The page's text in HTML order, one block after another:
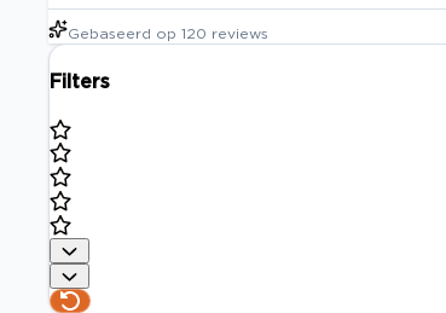
Gebaseerd op 120 reviews
Filters